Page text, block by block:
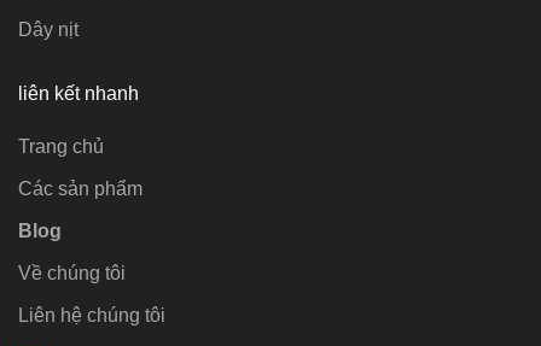
Dây nịt
liên kết nhanh
Trang chủ
Các sản phẩm
Blog
Về chúng tôi
Liên hệ chúng tôi